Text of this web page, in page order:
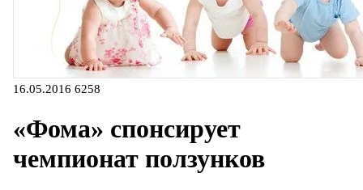
16.05.2016 6258
«Фома» спонсирует
чемпионат ползунков